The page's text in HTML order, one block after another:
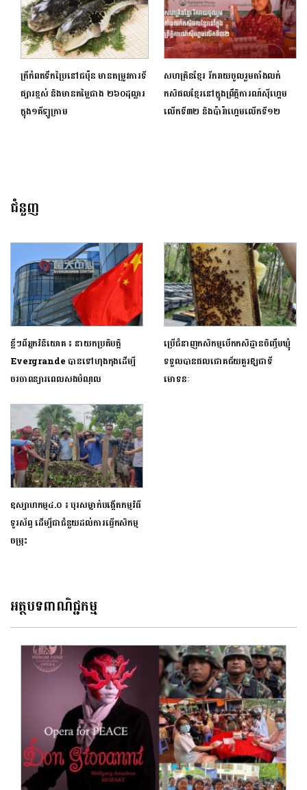
ត្រីកំពតទឹកប្រៃនៅជប៉ុន មានតម្រូវការទី
ផ្សារខ្ពស់ និងមានតម្លៃជាង ២៦០ដុល្លារ
ក្នុង១គីឡូក្រាម
សហគ្រិនខ្មែរ រីករាយចូលរួមតាំងលក់
កសិផលខ្មែរនៅក្នុងព្រឹត្តិការណ៍ស៊ីហ្គេម
លើកទី៣២ និងប៉ារ៉ាហ្គេមលើកទី១២
ជំនួញ
ខ្លីៗពីអ្នកវិនិយោគ ៖ នាយកប្រតិបត្តិ
Evergrande បានទៅហុងកុងដើម្បី
ចរចាពន្យារពេលសងបំណុល
ប្រើជំនាញកសិកម្មបើកកសិដ្ឋានចិញ្ចឹមឃ្មុំ
ទទួលបានផលជោគជ័យគួរឱ្យជាទី
មោទនៈ
ឧស្សាហកម្ម៤.០ ៖ បុរសម្នាក់បង្កើតកម្មវិធី
ទូរស័ព្ទ ដើម្បីជាជំនួយដល់ការធ្វើកសិកម្ម
ចម្រុះ
អត្ថបទពាណិជ្ជកម្ម